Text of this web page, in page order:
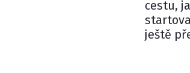
cestu,
ještě